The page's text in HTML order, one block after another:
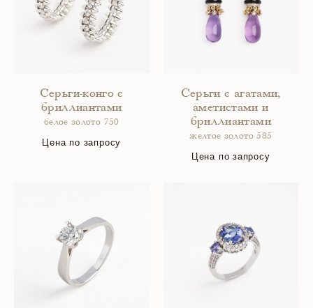
Серьги-конго с
бриллиантами
белое золото 750
Цена по запросу
Серьги с агатами,
аметистами и
бриллиантами
желтое золото 585
Цена по запросу